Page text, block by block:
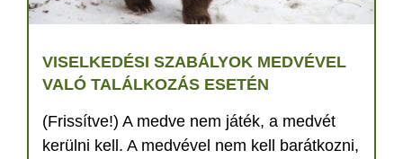
VISELKEDÉSI SZABÁLYOK MEDVÉVEL
VALÓ TALÁLKOZÁS ESETÉN
(Frissítve!) A medve nem játék, a medvét
kerülni kell. A medvével nem kell barátkozni,